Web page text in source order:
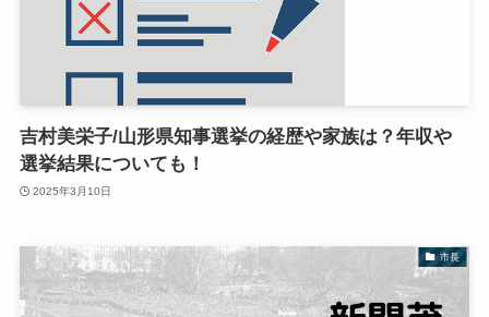
吉村美栄子/山形県知事選挙の経歴や家族は？年収や
選挙結果についても！
2025年3月10日
市長